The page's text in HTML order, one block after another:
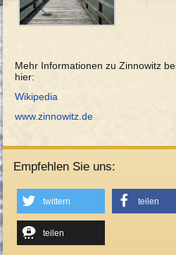
Mehr Informationen zu Zinnowitz
hier:
Wikipedia
www.zinnowitz.de
Empfehlen Sie uns:
twittern teilen
teilen